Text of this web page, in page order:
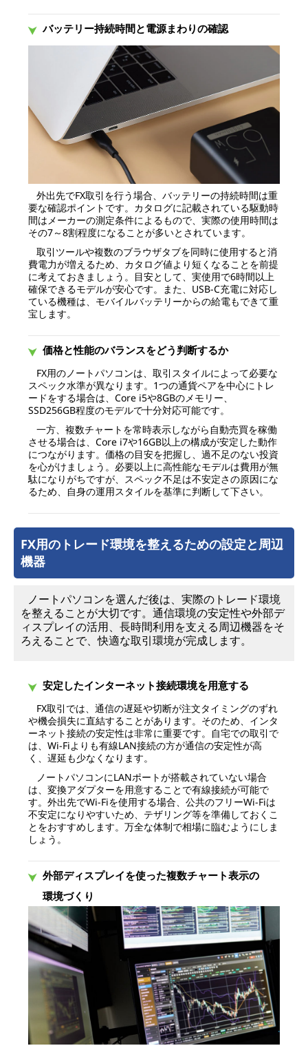
バッテリー持続時間と電源まわりの確認
外出先でFX取引を行う場合、バッテリーの持続時間は重
要な確認ポイントです。カタログに記載されている駆動時
間はメーカーの測定条件によるもので、実際の使用時間は
その7～8割程度になることが多いとされています。
取引ツールや複数のブラウザタブを同時に使用すると消
費電力が増えるため、カタログ値より短くなることを前提
に考えておきましょう。目安として、実使用で6時間以上
確保できるモデルが安心です。また、USB-C充電に対応し
ている機種は、モバイルバッテリーからの給電もできて重
宝します。
価格と性能のバランスをどう判断するか
FX用のノートパソコンは、取引スタイルによって必要な
スペック水準が異なります。1つの通貨ペアを中心にトレ
ードをする場合は、Core i5や8GBのメモリー、
SSD256GB程度のモデルで十分対応可能です。
一方、複数チャートを常時表示しながら自動売買を稼働
させる場合は、Core i7や16GB以上の構成が安定した動作
につながります。価格の目安を把握し、過不足のない投資
を心がけましょう。必要以上に高性能なモデルは費用が無
駄になりがちですが、スペック不足は不安定さの原因にな
るため、自身の運用スタイルを基準に判断して下さい。
FX用のトレード環境を整えるための設定と周辺
機器
ノートパソコンを選んだ後は、実際のトレード環境
を整えることが大切です。通信環境の安定性や外部デ
ィスプレイの活用、長時間利用を支える周辺機器をそ
ろえることで、快適な取引環境が完成します。
安定したインターネット接続環境を用意する
FX取引では、通信の遅延や切断が注文タイミングのずれ
や機会損失に直結することがあります。そのため、インタ
ーネット接続の安定性は非常に重要です。自宅での取引で
は、Wi-Fiよりも有線LAN接続の方が通信の安定性が高
く、遅延も少なくなります。
ノートパソコンにLANポートが搭載されていない場合
は、変換アダプターを用意することで有線接続が可能で
す。外出先でWi-Fiを使用する場合、公共のフリーWi-Fiは
不安定になりやすいため、テザリング等を準備しておくこ
とをおすすめします。万全な体制で相場に臨むようにしま
しょう。
外部ディスプレイを使った複数チャート表示の
環境づくり